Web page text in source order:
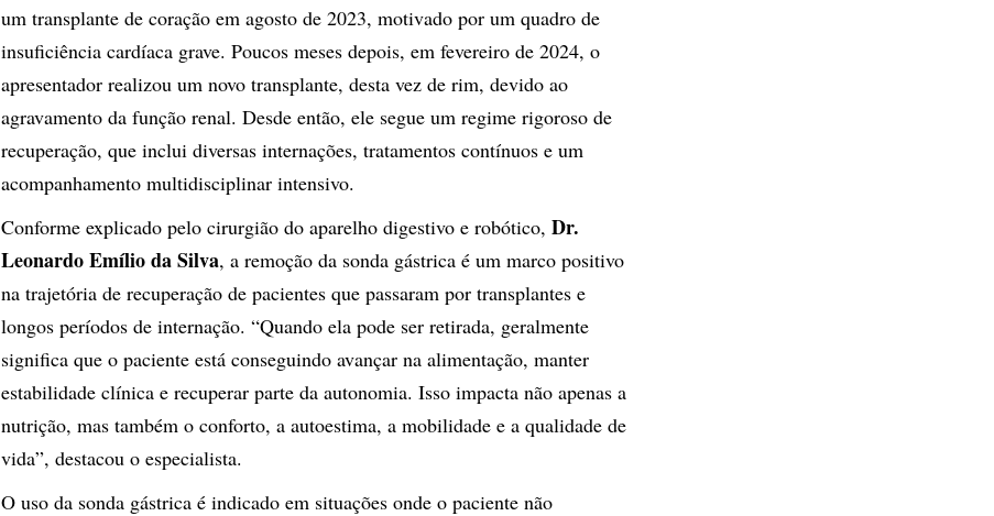
um transplante de coração em agosto de 2023, motivado por um quadro de
insuficiência cardíaca grave. Poucos meses depois, em fevereiro de 2024, o
apresentador realizou um novo transplante, desta vez de rim, devido ao
agravamento da função renal. Desde então, ele segue um regime rigoroso de
recuperação, que inclui diversas internações, tratamentos contínuos e um
acompanhamento multidisciplinar intensivo.
Conforme explicado pelo cirurgião do aparelho digestivo e robótico, Dr.
Leonardo Emílio da Silva, a remoção da sonda gástrica é um marco positivo
na trajetória de recuperação de pacientes que passaram por transplantes e
longos períodos de internação. “Quando ela pode ser retirada, geralmente
significa que o paciente está conseguindo avançar na alimentação, manter
estabilidade clínica e recuperar parte da autonomia. Isso impacta não apenas a
nutrição, mas também o conforto, a autoestima, a mobilidade e a qualidade de
vida”, destacou o especialista.
O uso da sonda gástrica é indicado em situações onde o paciente não